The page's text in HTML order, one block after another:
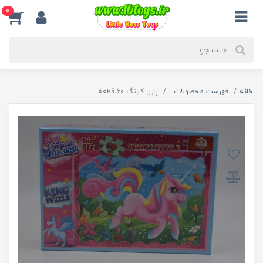
0
خانه فهرست محصولات پازل کینگ 60 قطعه